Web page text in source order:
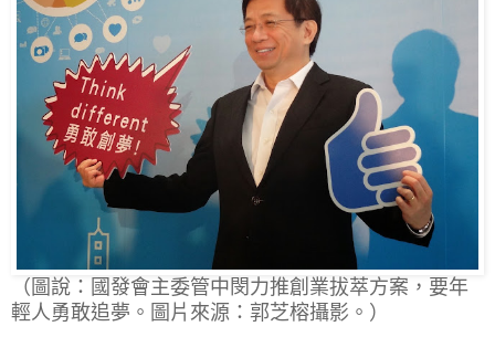
（圖說：國發會主委管中閔力推創業拔萃方案，要年
輕人勇敢追夢。圖片來源：郭芝榕攝影。）